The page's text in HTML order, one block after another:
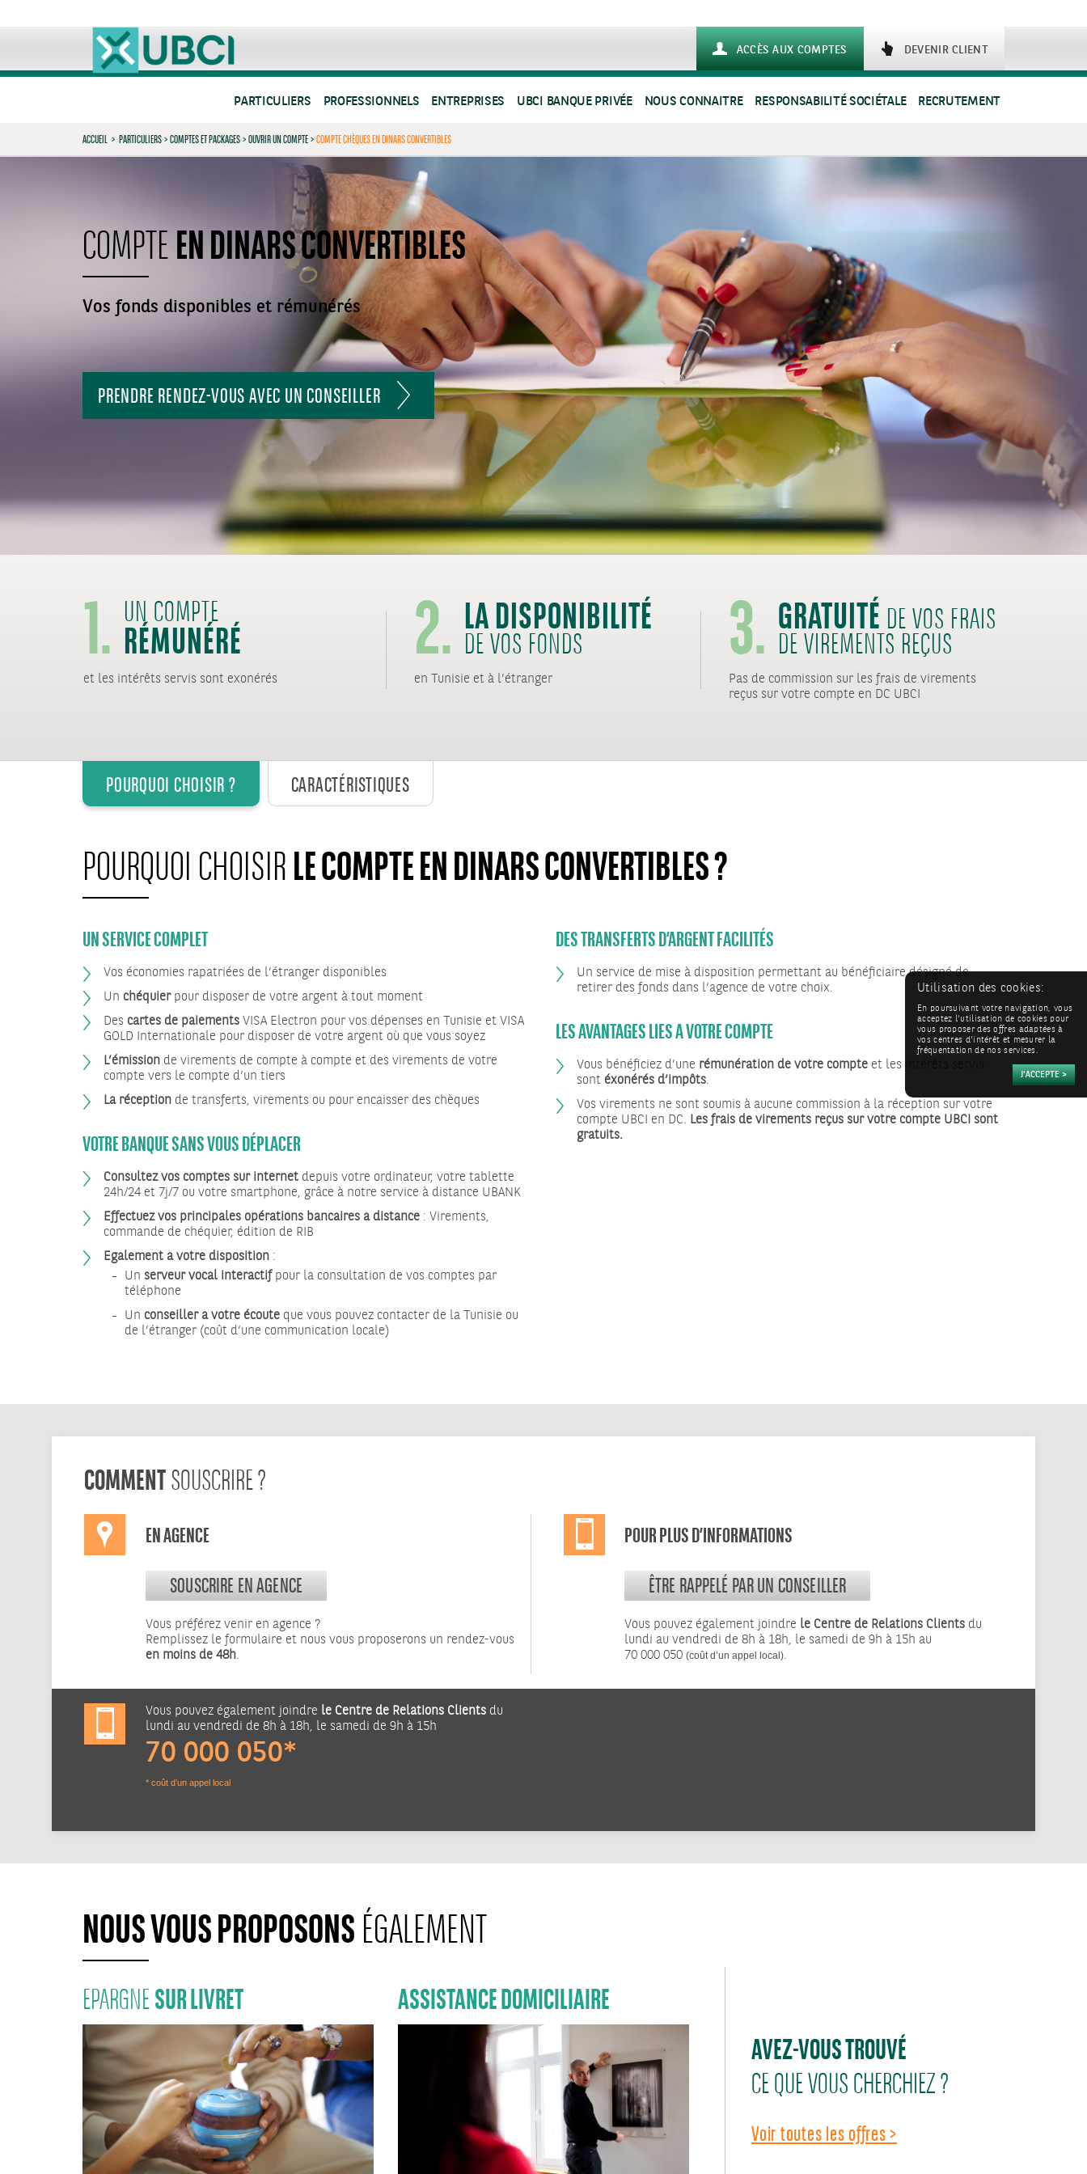
DEVENIR CLIENT
ACCÈS AUX COMPTES
PARTICULIERS PROFESSIONNELS ENTREPRISES UBCI BANQUE PRIVÉE NOUS CONNAITRE RESPONSABILITÉ SOCIÉTALE RECRUTEMENT
ACCUEIL > PARTICULIERS>COMPTES ET PACKAGES>OUVRIR UN COMPTE>COMPTE CHÈQUES EN DINARS CONVERTIBLES
COMPTEEN DINARS CONVERTIBLES
Vos fonds disponibles et rémunérés
PRENDRE RENDEZ-VOUS AVEC UN CONSEILLER
1. UN COMPTE
RÉMUNÉRÉ
et les intérêts servis sont exonérés 2.LA DISPONIBILITÉ
DE VOS FONDS
en Tunisie et à l’étranger 3.GRATUITÉ DE VOS FRAIS
DE VIREMENTS REÇUS
Pas de commission sur les frais de virements
reçus sur votre compte en DC UBCI
POURQUOI CHOISIR ? CARACTÉRISTIQUES
POURQUOI CHOISIRLE COMPTE EN DINARS CONVERTIBLES ?
UN SERVICE COMPLET
Vos économies rapatriées de l’étranger disponibles
Un chéquierpour disposer de votre argent à tout moment
Des cartes de paiementsVISA Electron pour vos dépenses en Tunisie et VISA
GOLD Internationale pour disposer de votre argent où que vous soyez
L’émission de virements de compte à compte et des virements de votre
compte vers le compte d’un tiers
La réception de transferts, virements ou pour encaisser des chèques
VOTRE BANQUE SANS VOUS DÉPLACER
Consultez vos comptes sur internet depuis votre ordinateur, votre tablette
24h/24 et 7j/7 ou votre smartphone, grâce à notre service à distance UBANK
Effectuez vos principales opérations bancaires à distance : Virements,
commande de chéquier, édition de RIB
Egalement à votre disposition :
Un serveur vocal interactifpour la consultation de vos comptes par
téléphone
Un conseiller à votre écoute que vous pouvez contacter de la Tunisie ou
de l’étranger (coût d’une communication locale)
DES TRANSFERTS D’ARGENT FACILITÉS
Un service de mise à disposition permettant au bénéficiaire désigné de
retirer des fonds dans l’agence de votre choix.
LES AVANTAGES LIES A VOTRE COMPTE
Vous bénéficiez d’une rémunération de votre compte et les intérêts servis
sont éxonérés d’impôts.
Vos virements ne sont soumis à aucune commission à la réception sur votre
compte UBCI en DC. Les frais de virements reçus sur votre compte UBCI sont
gratuits.
COMMENTSOUSCRIRE ?
EN AGENCE
SOUSCRIRE EN AGENCE
Vous préférez venir en agence ?
Remplissez le formulaire et nous vous proposerons un rendez-vous
en moins de 48h.
POUR PLUS D’INFORMATIONS
ÊTRE RAPPELÉ PAR UN CONSEILLER
Vous pouvez également joindre le Centre de Relations Clientsdu
lundi au vendredi de 8h à 18h, le samedi de 9h à 15h au
70 000 050 (coût d’un appel local).
Vous pouvez également joindre le Centre de Relations Clients du
lundi au vendredi de 8h à 18h, le samedi de 9h à 15h
70 000 050*
* coût d’un appel local
NOUS VOUS PROPOSONSÉGALEMENT
EPARGNESUR LIVRET
ASSISTANCE DOMICILIAIRE
AVEZ-VOUS TROUVÉ
CE QUE VOUS CHERCHIEZ ?
Voir toutes les offres >
Utilisation des cookies:
En poursuivant votre navigation, vous
acceptez l'utilisation de cookies pour
vous proposer des offres adaptées à
vos centres d'intérêt et mesurer la
fréquentation de nos services.